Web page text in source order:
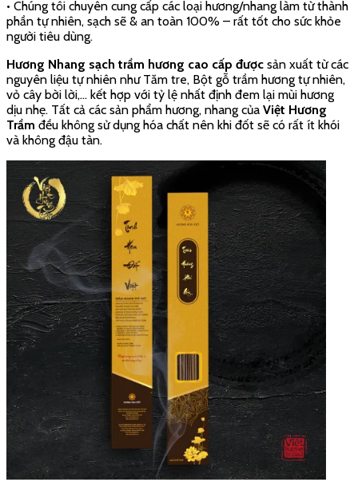
Đặc điểm hương nhang
sạchcủa Việt Hương Trầm.
Thành phần nguyên liệu tự nhiên 100%.
Không ngâm tẩm hóa chất độc hại.
Ít khói, không đậu tàn, không ám khói trần.
Tốt cho sức khỏe người dùng.
NHANG CHUNG CƯ– 100%
THẢO MỘC TỰ NHIÊN
Sử dụng nhang hương trong chung cư trong việc thờ tự yêu cầu
nhiều nguyên tắc để đảm bảo an toàn cho sức khỏe cũng như
tránh những phiền toái không cần thiết. Hiểu được điều đó,
Nhang sạch Việt Hương Trầm đã nghiên cứu và phát triển sản
phẩm Nhang chung cư – sự lựa chọn hoàn hảo cho việc thờ tự
tại chung cư.
Thành Phần Tự Nhiên – An Toàn Cho Sức Khỏe